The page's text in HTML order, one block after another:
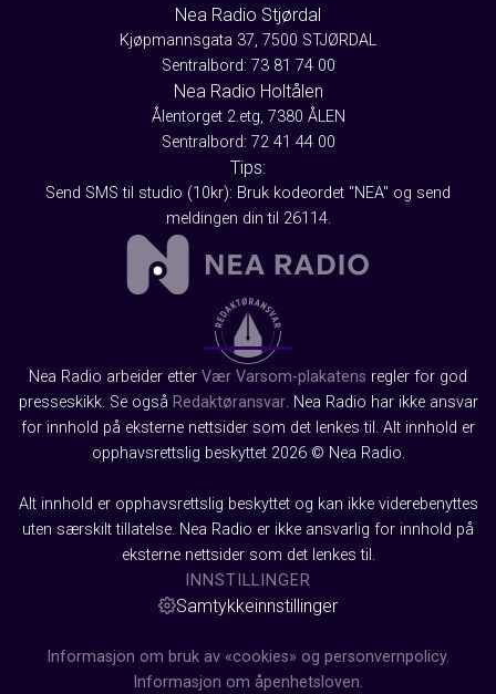
Nea Radio Stjørdal
Kjøpmannsgata 37, 7500 STJØRDAL
Sentralbord: 73 81 74 00
Nea Radio Holtålen
Ålentorget 2.etg, 7380 ÅLEN
Sentralbord: 72 41 44 00
Tips:
Send SMS til studio (10kr): Bruk kodeordet "NEA" og send
meldingen din til 26114.
Nea Radio arbeider etter Vær Varsom-plakatens regler for god
presseskikk. Se også Redaktøransvar. Nea Radio har ikke ansvar
for innhold på eksterne nettsider som det lenkes til. Alt innhold er
opphavsrettslig beskyttet 2026 © Nea Radio.
Alt innhold er opphavsrettslig beskyttet og kan ikke viderebenyttes
uten særskilt tillatelse. Nea Radio er ikke ansvarlig for innhold på
eksterne nettsider som det lenkes til.
INNSTILLINGER
Samtykkeinnstillinger
Informasjon om bruk av «cookies» og personvernpolicy.
Informasjon om åpenhetsloven.